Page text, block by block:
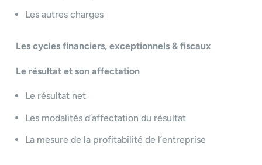
Les autres charges
Les cycles financiers, exceptionnels & fiscaux
Le résultat et son affectation
Le résultat net
Les modalités d’affectation du résultat
La mesure de la profitabilité de l’entreprise